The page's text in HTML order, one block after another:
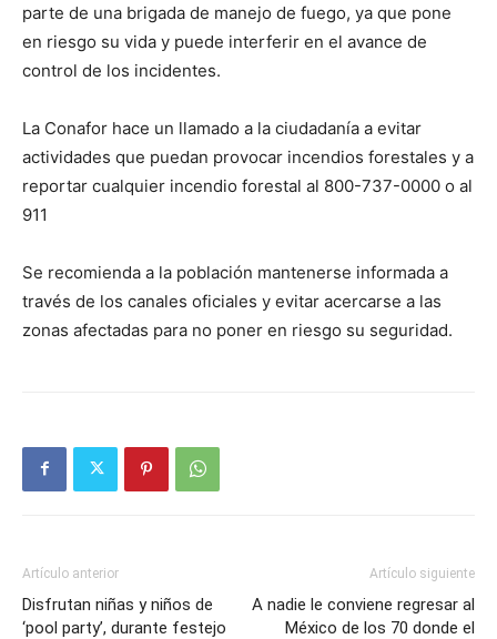
parte de una brigada de manejo de fuego, ya que pone
en riesgo su vida y puede interferir en el avance de
control de los incidentes.
La Conafor hace un llamado a la ciudadanía a evitar
actividades que puedan provocar incendios forestales y a
reportar cualquier incendio forestal al 800-737-0000 o al
911
Se recomienda a la población mantenerse informada a
través de los canales oficiales y evitar acercarse a las
zonas afectadas para no poner en riesgo su seguridad.
Artículo anterior
Disfrutan niñas y niños de
‘pool party’, durante festejo
Artículo siguiente
A nadie le conviene regresar al
México de los 70 donde el